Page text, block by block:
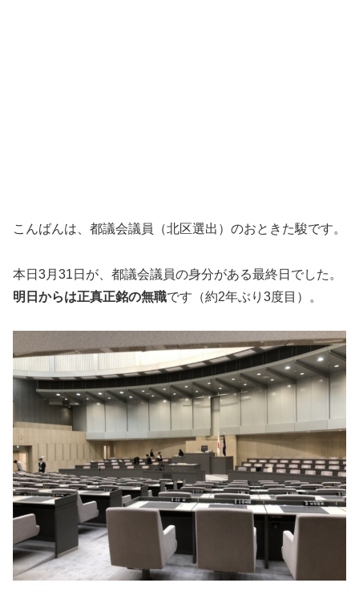
こんばんは、都議会議員（北区選出）のおときた駿です。
本日3月31日が、都議会議員の身分がある最終日でした。
明日からは正真正銘の無職です（約2年ぶり3度目）。